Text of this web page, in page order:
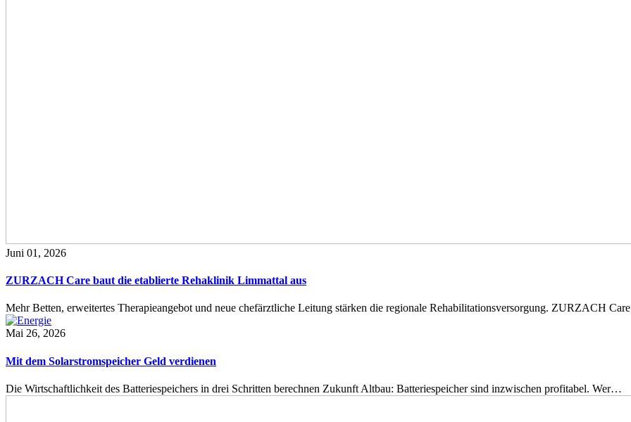
Juni 01, 2026
ZURZACH Care baut die etablierte Rehaklinik Limmattal aus
Mehr Betten, erweitertes Therapieangebot und neue chefärztliche Leitung stärken die regionale Rehabilitationsversorgung. ZURZACH
Mai 26, 2026
Mit dem Solarstromspeicher Geld verdienen
Die Wirtschaftlichkeit des Batteriespeichers in drei Schritten berechnen Zukunft Altbau: Batteriespeicher sind inzwischen profitabel. Wer…